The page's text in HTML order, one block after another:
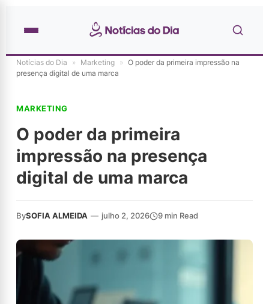
Notícias do Dia » Marketing » O poder da primeira impressão na
presença digital de uma marca
MARKETING
O poder da primeira
impressão na presença
digital de uma marca
BySOFIA ALMEIDA — julho 2, 2026 9 min Read